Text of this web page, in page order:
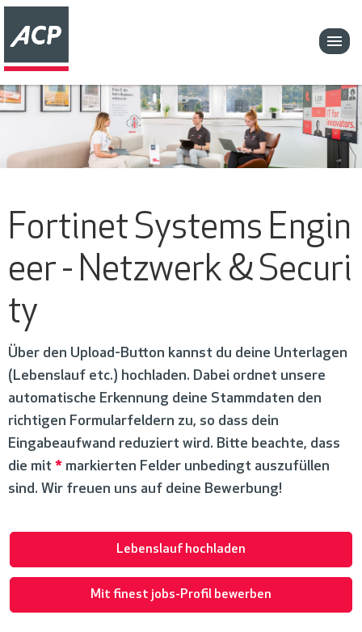
Fortinet Systems Engin
eer - Netzwerk & Securi
ty
Über den Upload-Button kannst du deine Unterlagen
(Lebenslauf etc.) hochladen. Dabei ordnet unsere
automatische Erkennung deine Stammdaten den
richtigen Formularfeldern zu, so dass dein
Eingabeaufwand reduziert wird. Bitte beachte, dass
die mit * markierten Felder unbedingt auszufüllen
sind. Wir freuen uns auf deine Bewerbung!
Lebenslauf hochladen
Mit finest jobs-Profil bewerben